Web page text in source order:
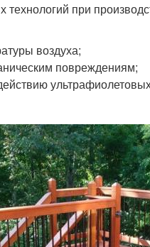
при
воздуха;
повреждениям;